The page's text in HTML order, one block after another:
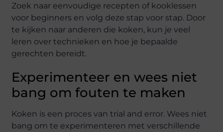
Zoek naar eenvoudige recepten of kooklessen
voor beginners en volg deze stap voor stap. Door
te kijken naar anderen die koken, kun je veel
leren over technieken en hoe je bepaalde
gerechten bereidt.
Experimenteer en wees niet
bang om fouten te maken
Koken is een proces van trial and error. Wees niet
bang om te experimenteren met verschillende